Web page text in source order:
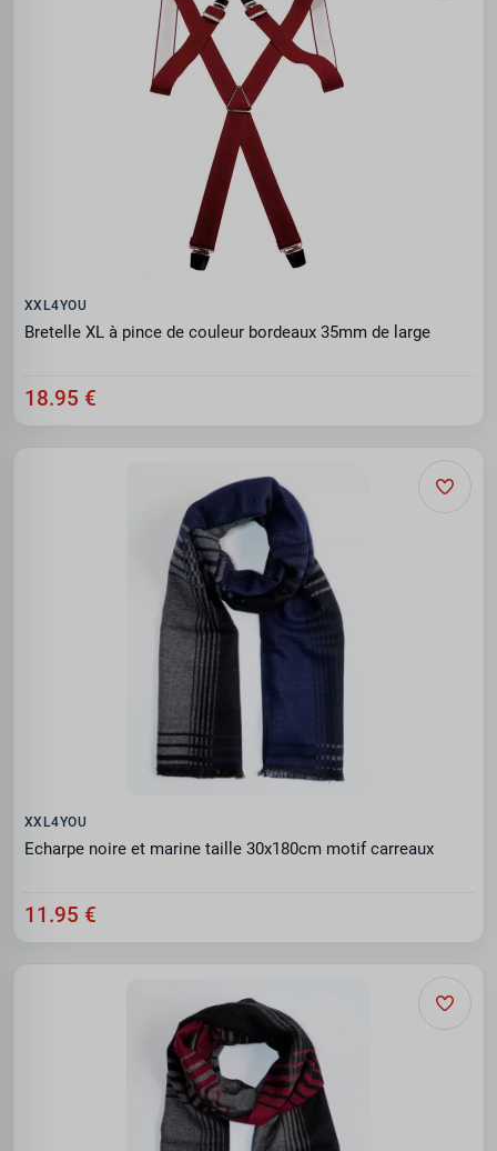
XXL4YOU
Bretelle XL à pince de couleur bordeaux 35mm de large
18.95 €
XXL4YOU
Echarpe noire et marine taille 30x180cm motif carreaux
11.95 €